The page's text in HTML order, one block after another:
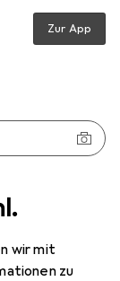
wir mit
zu
Zur App